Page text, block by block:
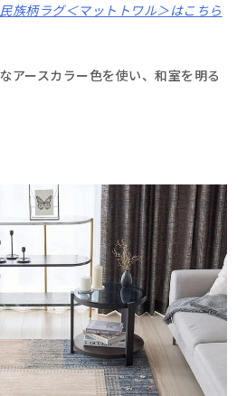
族柄ラグ＜マットトワル＞はこちら
アースカラー色を使い、和室を明る